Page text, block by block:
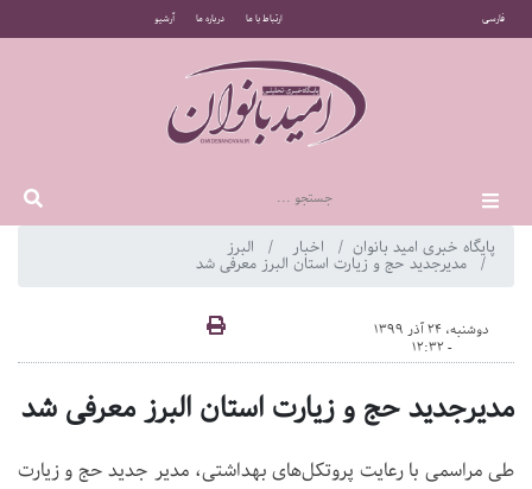
فارسی ارتباط با ما درباره ما آرشیو
پایگاه خبری امید بانوان اخبار البرز
مدیرجدید حج و زیارت استان البرز معرفی شد
دوشنبه، 24 آذر 1399
- 12:32
مدیرجدید حج و زیارت استان البرز معرفی شد
طی مراسمی با رعایت پروتکل‌های بهداشتی، مدیر جدید حج و زیارت